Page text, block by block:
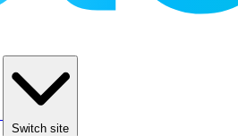
Switch site